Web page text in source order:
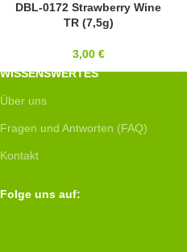
8/0
DBL-0172 Strawberry Wine
TR (7,5g)
3,00 €
WISSENSWERTES
Über uns
Fragen und Antworten (FAQ)
Kontakt
Folge uns auf: